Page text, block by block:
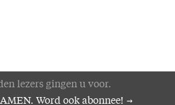
lezers gingen u voor.
Word ook abonnee!